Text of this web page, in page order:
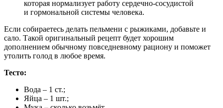
которая нормализует работу сердечно-сосудистой
и гормональной системы человека.
Если собираетесь делать пельмени с рыжиками, добавьте и
сало. Такой оригинальный рецепт будет хорошим
дополнением обычному повседневному рациону и поможет
утолить голод в любое время.
Тесто:
Вода – 1 ст.;
Яйца – 1 шт.;